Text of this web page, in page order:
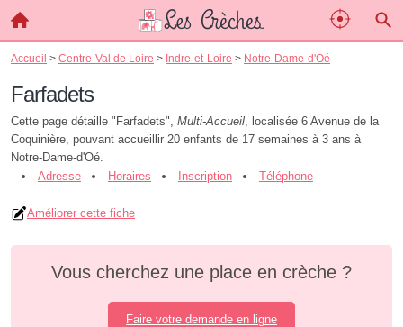
Accueil > Centre-Val de Loire > Indre-et-Loire > Notre-Dame-d'Oé
Farfadets
Cette page détaille "Farfadets", Multi-Accueil, localisée 6 Avenue de la
Coquinière, pouvant accueillir 20 enfants de 17 semaines à 3 ans à
Notre-Dame-d'Oé.
Adresse
Horaires Inscription Téléphone
Améliorer cette fiche
Vous cherchez une place en crèche ?
Faire votre demande en ligne